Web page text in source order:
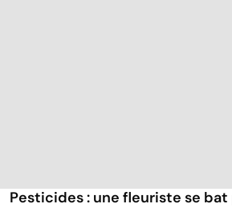
Pesticides : une fleuriste se bat